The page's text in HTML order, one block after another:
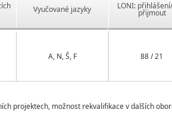
Vyučované jazyky
A, N, Š, F
LONI:
přijmout
88 / 21
projektech, možnost rekvalifikace v dalších